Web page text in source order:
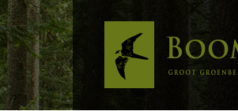
Home
Diensten